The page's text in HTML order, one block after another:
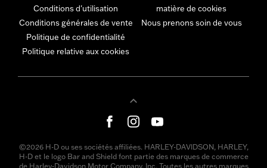
Conditions d'utilisation
Conditions générales de vente
Politique de confidentialité
Politique relative aux cookies
matière de cookies
Nous prenons soin de vous
©2026 H-D ou ses sociétés affiliées. HARLEY-DAVIDSON, HARLEY,
H-D et le logo Bar and Shield font partie des marques de commerce
de Harley-Davidson Motor Company, Inc. Toutes les autres marques